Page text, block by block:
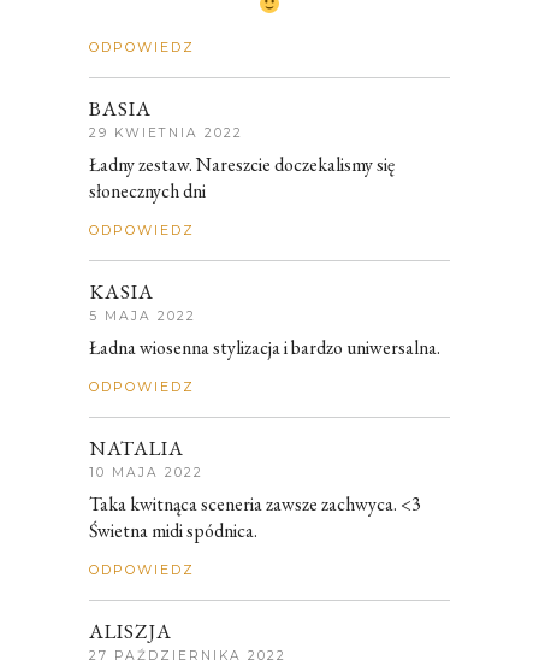
ODPOWIEDZ
BASIA
29 KWIETNIA 2022
Ładny zestaw. Nareszcie doczekalismy się
słonecznych dni
ODPOWIEDZ
KASIA
5 MAJA 2022
Ładna wiosenna stylizacja i bardzo uniwersalna.
ODPOWIEDZ
NATALIA
10 MAJA 2022
Taka kwitnąca sceneria zawsze zachwyca. <3
Świetna midi spódnica.
ODPOWIEDZ
ALISZJA
27 PAŹDZIERNIKA 2022